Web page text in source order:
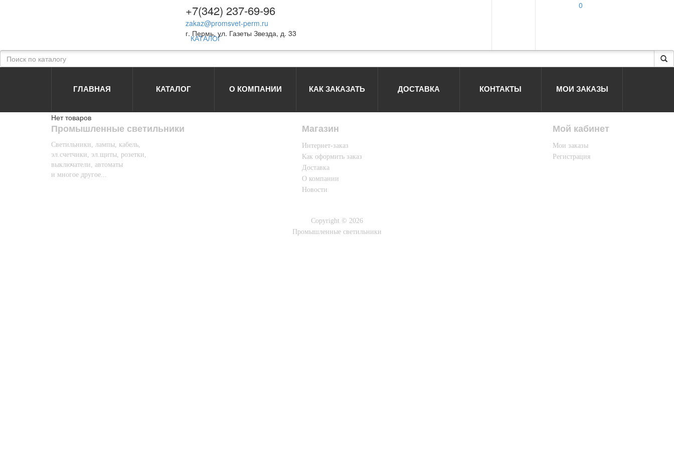
+7(342) 237-69-96
zakaz@promsvet-perm.ru
г. Пермь, ул. Газеты Звезда, д. 33
КАТАЛОГ
0
ГЛАВНАЯ КАТАЛОГ О КОМПАНИИ КАК ЗАКАЗАТЬ ДОСТАВКА КОНТАКТЫ МОИ ЗАКАЗЫ
Нет товаров
Промышленные светильники
Светильники, лампы, кабель,
эл.счетчики, эл.щиты, розетки,
выключатели, автоматы
и многое другое...
Магазин
Интернет-заказ
Как оформить заказ
Доставка
О компании
Новости
Мой кабинет
Мои заказы
Регистрация
Copyright © 2026
Промышленные светильники